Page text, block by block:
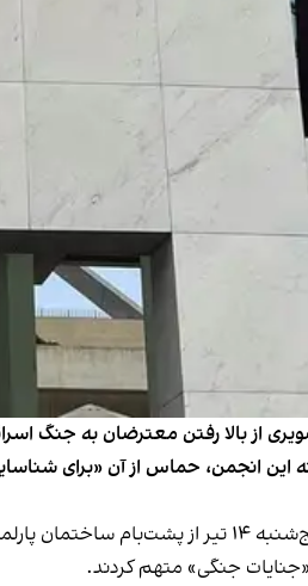
از بالا رفتن معترضان به جنگ
این انجمن، حماس از آن «برای
در شهر کانبرا
«جنایات جنگی» متهم کردند.